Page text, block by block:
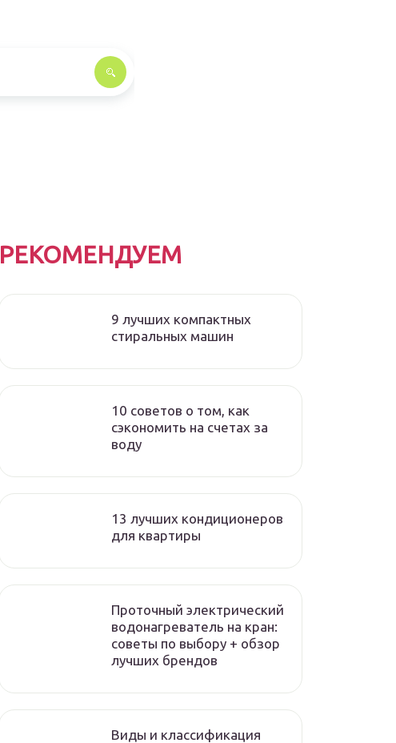
РЕКОМЕНДУЕМ
9 лучших компактных
стиральных машин
10 советов о том, как
сэкономить на счетах за
воду
13 лучших кондиционеров
для квартиры
Проточный электрический
водонагреватель на кран:
советы по выбору + обзор
лучших брендов
Виды и классификация